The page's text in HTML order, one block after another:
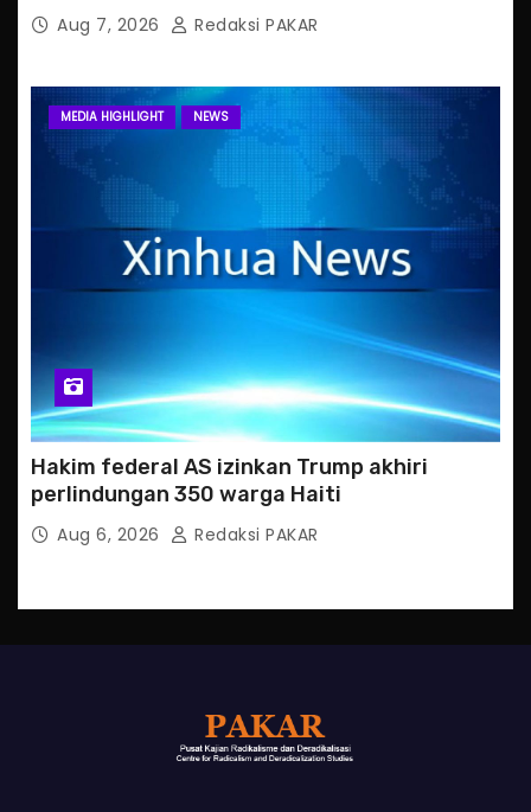
Aug 7, 2026 Redaksi PAKAR
MEDIA HIGHLIGHT NEWS
Hakim federal AS izinkan Trump akhiri
perlindungan 350 warga Haiti
Aug 6, 2026 Redaksi PAKAR